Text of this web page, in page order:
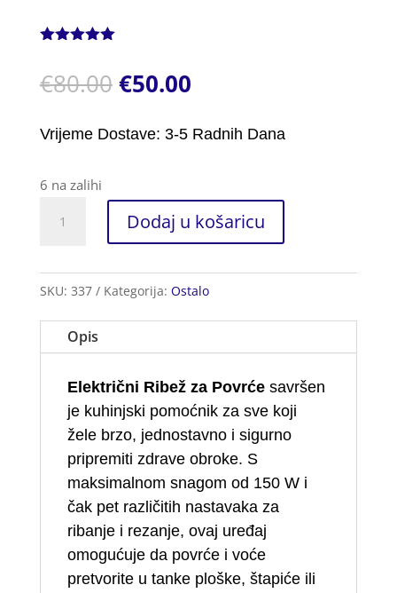
od ukupno
5 (
€80.00 €50.00
Vrijeme Dostave: 3-5 Radnih Dana
6 na zalihi
Ribež
Povrće
Dodaj u košaricu
SKU: 337 Kategorija: Ostalo
Opis
Električni Ribež za Povrćesavršen
je kuhinjski pomoćnik za sve koji
žele brzo, jednostavno i sigurno
pripremiti zdrave obroke. S
maksimalnom snagom od 150 W i
čak pet različitih nastavaka za
ribanje i rezanje, ovaj uređaj
omogućuje da povrće i voće
pretvorite u tanke ploške, štapiće ili